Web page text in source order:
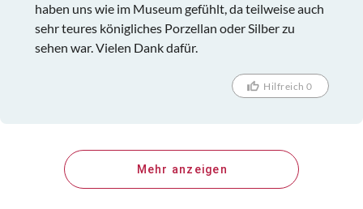
haben uns wie im Museum gefühlt, da teilweise auch
sehr teures königliches Porzellan oder Silber zu
sehen war. Vielen Dank dafür.
Hilfreich 0
Mehr anzeigen